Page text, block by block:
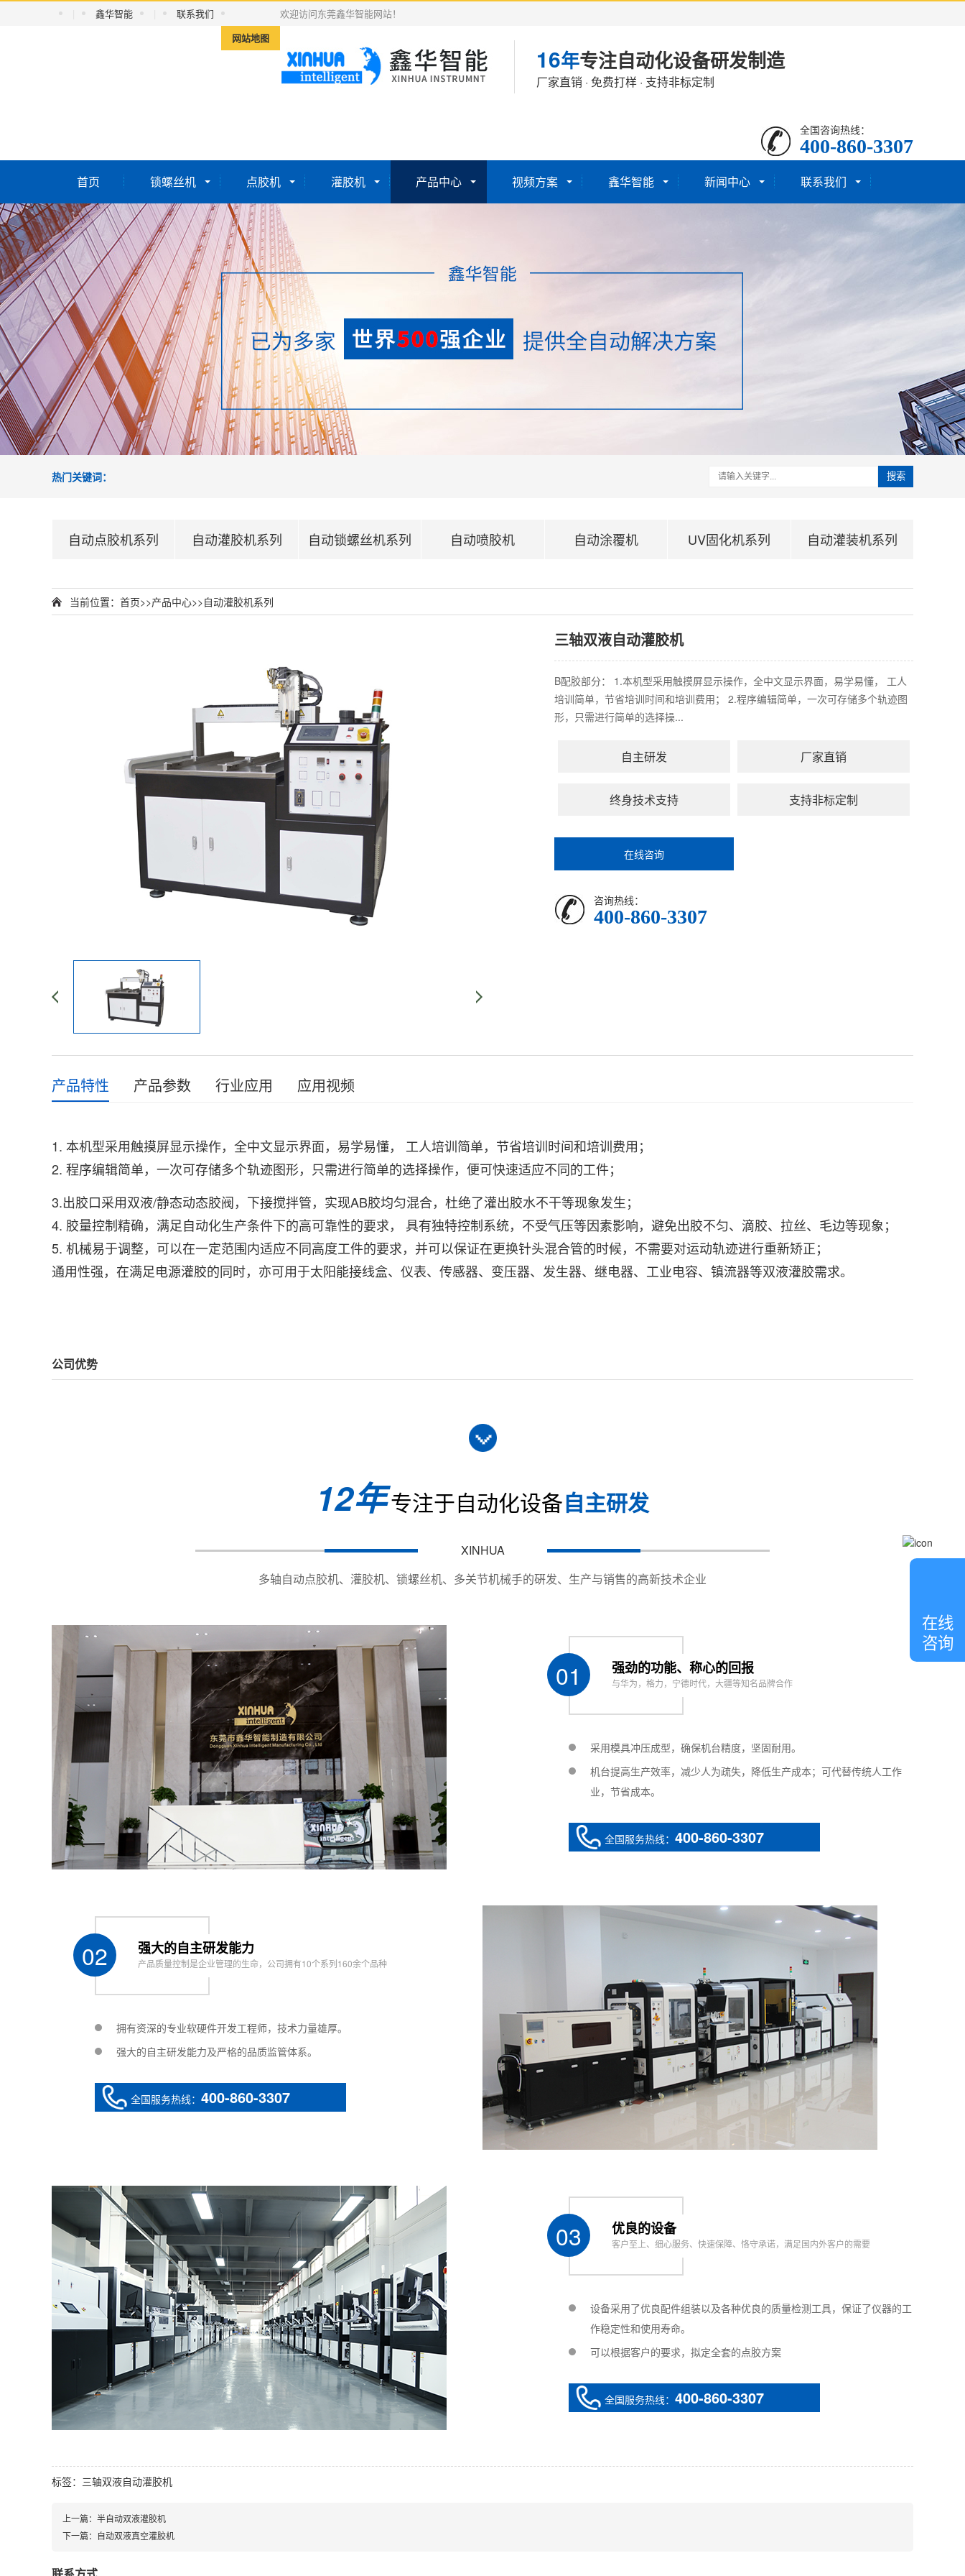
鑫华智能
联系我们
网站地图
欢迎访问东莞鑫华智能网站！
16年专注自动化设备研发制造
厂家直销 · 免费打样 · 支持非标定制
全国咨询热线：
400-860-3307
首页 锁螺丝机 点胶机 灌胶机 产品中心 视频方案 鑫华智能 新闻中心 联系我们
热门关键词： 搜索
自动点胶机系列 自动灌胶机系列 自动锁螺丝机系列 自动喷胶机 自动涂覆机 UV固化机系列 自动灌装机系列
当前位置： 首页>>产品中心>>自动灌胶机系列
三轴双液自动灌胶机
B配胶部分： 1.本机型采用触摸屏显示操作，全中文显示界面，易学易懂， 工人
培训简单，节省培训时间和培训费用； 2.程序编辑简单，一次可存储多个轨迹图
形，只需进行简单的选择操...
自主研发 厂家直销
终身技术支持 支持非标定制
在线咨询
咨询热线：
400-860-3307
产品特性 产品参数 行业应用 应用视频
1. 本机型采用触摸屏显示操作，全中文显示界面，易学易懂， 工人培训简单，节省培训时间和培训费用；
2. 程序编辑简单，一次可存储多个轨迹图形，只需进行简单的选择操作，便可快速适应不同的工件；
3.出胶口采用双液/静态动态胶阀，下接搅拌管，实现AB胶均匀混合，杜绝了灌出胶水不干等现象发生；
4. 胶量控制精确，满足自动化生产条件下的高可靠性的要求， 具有独特控制系统，不受气压等因素影响，避免出胶不匀、滴胶、拉丝、毛边等现象；
5. 机械易于调整，可以在一定范围内适应不同高度工件的要求，并可以保证在更换针头混合管的时候，不需要对运动轨迹进行重新矫正；
通用性强，在满足电源灌胶的同时，亦可用于太阳能接线盒、仪表、传感器、变压器、发生器、继电器、工业电容、镇流器等双液灌胶需求。
X/Y：20kg；Z：8KG
操作模式Operation mode
单动、连动、自动Single action, linkage, automatic
驱动方式Driving mode
步进电机+直线导轨/伺服电机+滚珠丝杆 Stepper motor + linear guide rail / servo motor + ball screw
配比精度Proportioning accuracy
&plusmn;1%~3%
吐出精度Ejection accuracy
&plusmn;1%~3%
运动精度 Motion accuracy
&plusmn;0.01mm~0.03mm
控制方式 Control mode
点到点，直线到圆弧差补 Point to point, line to arc compensation
可划图形 Delimitable graph
线，园，弧；连续划线；点滴，注胶 Line, circle, arc; Continuous marking; Drip, glue injection
混合比例Mixing ratio
1:1~100:1（可定制）
可操作粘度Operable viscosity
200~50000℃PS
30L不锈钢真空压力桶2个，清洗桶1个（容积可根据客户要求定制）
混合方式 Mixed mode
静态混合/动态混合 Static / dynamic mixing
工作环境湿度 Operating humidity
20-90% no condensation
外型尺寸Overall dimension
约W1450*L1200*H1450mm
约W1200*L1100*H1450mm
重量 Weight
约500kg around500kg 约400kg around400kg
公司优势
12年专注于自动化设备自主研发
XINHUA
多轴自动点胶机、灌胶机、锁螺丝机、多关节机械手的硏发、生产与销售的高新技术企业
01 强劲的功能、称心的回报
与华为，格力，宁德时代，大疆等知名品牌合作
采用模具冲压成型，确保机台精度，坚固耐用。
机台提高生产效率，减少人为疏失，降低生产成本；可代替传统人工作
业，节省成本。
全国服务热线： 400-860-3307
02 强大的自主研发能力
产品质量控制是企业管理的生命，公司拥有10个系列160余个品种
拥有资深的专业软硬件开发工程师，技术力量雄厚。
强大的自主研发能力及严格的品质监管体系。
全国服务热线： 400-860-3307
03 优良的设备
客户至上、细心服务、快速保障、恪守承诺，满足国内外客户的需要
设备采用了优良配件组装以及各种优良的质量检测工具，保证了仪器的工
作稳定性和使用寿命。
可以根据客户的要求，拟定全套的点胶方案
全国服务热线： 400-860-3307
标签： 三轴双液自动灌胶机
上一篇： 半自动双液灌胶机
下一篇： 自动双液真空灌胶机
客
服
在线
咨询